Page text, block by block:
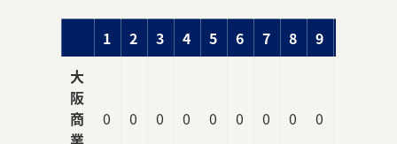
1 2 3 4 5 6 7 8 9
大
阪
商
業
0 0 0 0 0 0 0 0 0